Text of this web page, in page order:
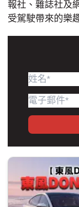
報社、雜誌社及
受駕駛帶來的樂